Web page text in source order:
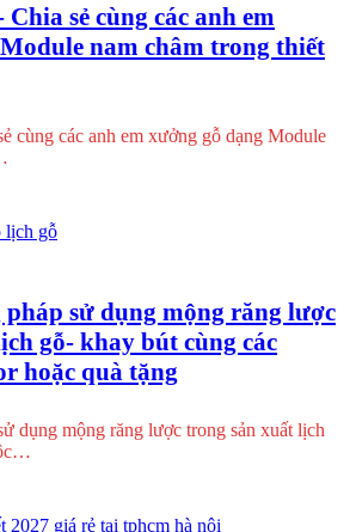
sẻ cùng các anh em
nam châm trong thiết
cùng các anh em xưởng gỗ dạng Module
pháp sử dụng mộng răng lược
gỗ- khay bút cùng các
hoặc quà tặng
dụng mộng răng lược trong sản xuất lịch